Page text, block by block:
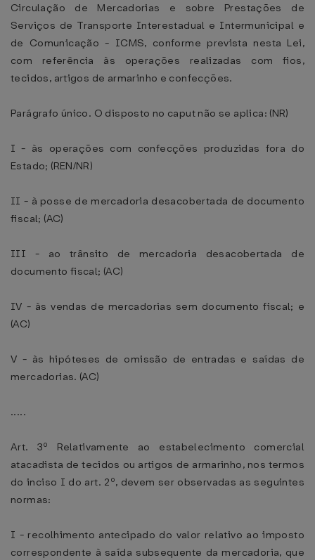
Circulação de Mercadorias e sobre Prestações de
Serviços de Transporte Interestadual e Intermunicipal e
de Comunicação - ICMS, conforme prevista nesta Lei,
com referência às operações realizadas com fios,
tecidos, artigos de armarinho e confecções.
Parágrafo único. O disposto no caput não se aplica: (NR)
I - às operações com confecções produzidas fora do
Estado; (REN/NR)
II - à posse de mercadoria desacobertada de documento
fiscal; (AC)
III - ao trânsito de mercadoria desacobertada de
documento fiscal; (AC)
IV - às vendas de mercadorias sem documento fiscal; e
(AC)
V - às hipóteses de omissão de entradas e saídas de
mercadorias. (AC)
.....
Art. 3º Relativamente ao estabelecimento comercial
atacadista de tecidos ou artigos de armarinho, nos termos
do inciso I do art. 2º, devem ser observadas as seguintes
normas:
I - recolhimento antecipado do valor relativo ao imposto
correspondente à saída subsequente da mercadoria, que